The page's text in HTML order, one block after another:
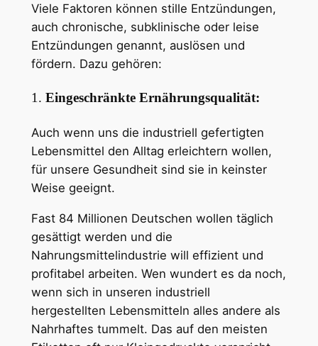
Viele Faktoren können stille Entzündungen,
auch chronische, subklinische oder leise
Entzündungen genannt, auslösen und
fördern. Dazu gehören:
1. Eingeschränkte Ernährungsqualität:
Auch wenn uns die industriell gefertigten
Lebensmittel den Alltag erleichtern wollen,
für unsere Gesundheit sind sie in keinster
Weise geeignt.
Fast 84 Millionen Deutschen wollen täglich
gesättigt werden und die
Nahrungsmittelindustrie will effizient und
profitabel arbeiten. Wen wundert es da noch,
wenn sich in unseren industriell
hergestellten Lebensmitteln alles andere als
Nahrhaftes tummelt. Das auf den meisten